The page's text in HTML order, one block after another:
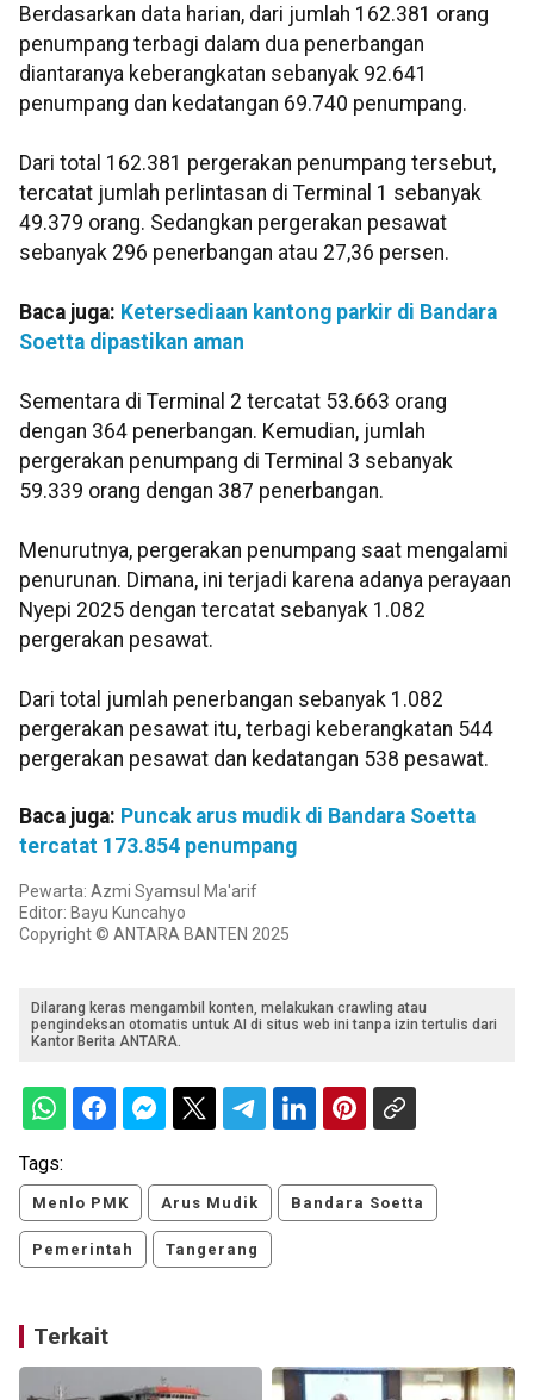
Berdasarkan data harian, dari jumlah 162.381 orang
penumpang terbagi dalam dua penerbangan
diantaranya keberangkatan sebanyak 92.641
penumpang dan kedatangan 69.740 penumpang.
Dari total 162.381 pergerakan penumpang tersebut,
tercatat jumlah perlintasan di Terminal 1 sebanyak
49.379 orang. Sedangkan pergerakan pesawat
sebanyak 296 penerbangan atau 27,36 persen.
Baca juga: Ketersediaan kantong parkir di Bandara
Soetta dipastikan aman
Sementara di Terminal 2 tercatat 53.663 orang
dengan 364 penerbangan. Kemudian, jumlah
pergerakan penumpang di Terminal 3 sebanyak
59.339 orang dengan 387 penerbangan.
Menurutnya, pergerakan penumpang saat mengalami
penurunan. Dimana, ini terjadi karena adanya perayaan
Nyepi 2025 dengan tercatat sebanyak 1.082
pergerakan pesawat.
Dari total jumlah penerbangan sebanyak 1.082
pergerakan pesawat itu, terbagi keberangkatan 544
pergerakan pesawat dan kedatangan 538 pesawat.
Baca juga: Puncak arus mudik di Bandara Soetta
tercatat 173.854 penumpang
Pewarta: Azmi Syamsul Ma'arif
Editor: Bayu Kuncahyo
Copyright © ANTARA BANTEN 2025
Dilarang keras mengambil konten, melakukan crawling atau
pengindeksan otomatis untuk AI di situs web ini tanpa izin tertulis dari
Kantor Berita ANTARA.
Tags:
Menlo PMK Arus Mudik Bandara Soetta
Pemerintah Tangerang
Terkait